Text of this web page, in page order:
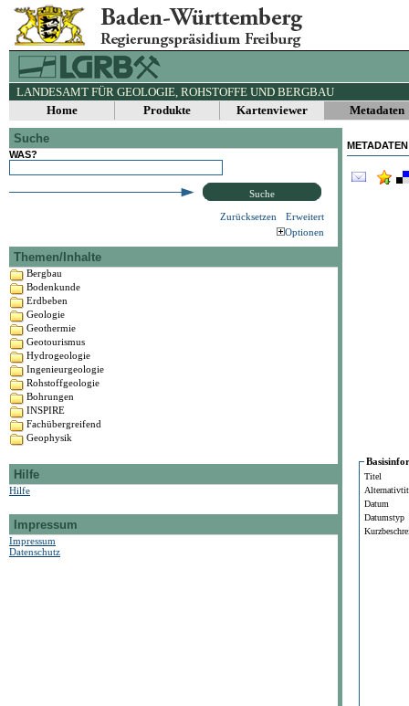
LANDESAMT FÜR GEOLOGIE, ROHSTOFFE UND BERGBAU
Home
Produkte Kartenviewer Metadaten
Suche
WAS?
Suche
Zurücksetzen
Erweitert
Optionen
Themen/Inhalte
Bergbau
Bodenkunde
Erdbeben
Geologie
Geothermie
Geotourismus
Hydrogeologie
Ingenieurgeologie
Rohstoffgeologie
Bohrungen
INSPIRE
Fachübergreifend
Geophysik
Hilfe
Hilfe
Impressum
Impressum
Datenschutz
Titel
Datum
Datumstyp